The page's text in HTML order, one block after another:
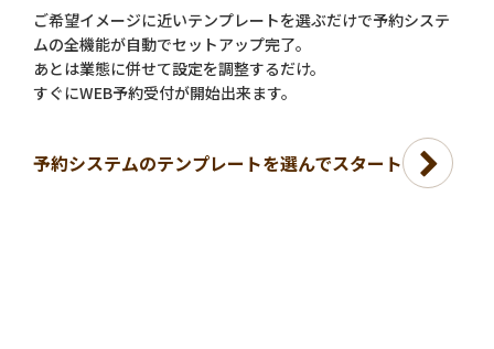
ご希望イメージに近いテンプレートを選ぶだけで予約システ
ムの全機能が自動でセットアップ完了。
あとは業態に併せて設定を調整するだけ。
すぐにWEB予約受付が開始出来ます。
予約システムのテンプレートを選んでスタート